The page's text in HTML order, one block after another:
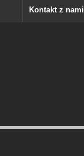
Kontakt z nami